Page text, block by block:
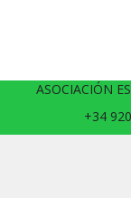
ASOCIACIÓN
+34